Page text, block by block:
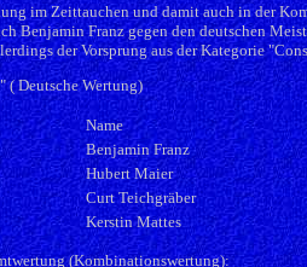
im Zeittauchen und damit auch in der
Benjamin Franz gegen den deutschen
der Vorsprung aus der Kategorie
( Deutsche Wertung)
Name
Benjamin Franz
Hubert Maier
Curt Teichgräber
Kerstin Mattes
(Kombinationswertung):